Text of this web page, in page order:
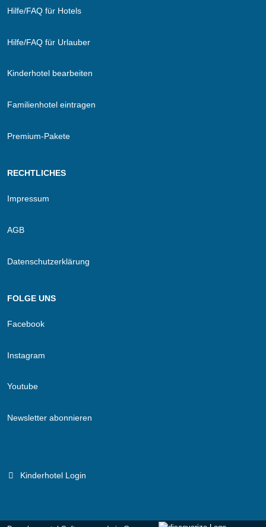
Hilfe/FAQ für Hotels
Hilfe/FAQ für Urlauber
Kinderhotel bearbeiten
Familienhotel eintragen
Premium-Pakete
RECHTLICHES
Impressum
AGB
Datenschutzerklärung
FOLGE UNS
Facebook
Instagram
Youtube
Newsletter abonnieren
Kinderhotel Login